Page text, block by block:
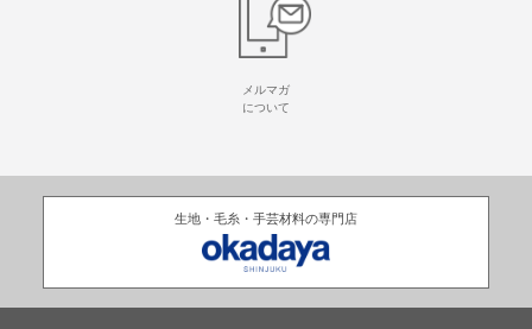
メルマガ
について
生地・毛糸・手芸材料の専門店